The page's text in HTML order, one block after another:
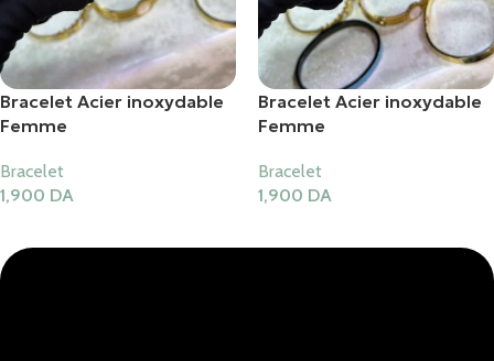
Bracelet Acier inoxydable
Femme
Bracelet
1,900 DA
Bracelet Acier inoxydable
Femme
Bracelet
1,900 DA